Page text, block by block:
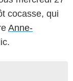
cocasse, qui
Anne-